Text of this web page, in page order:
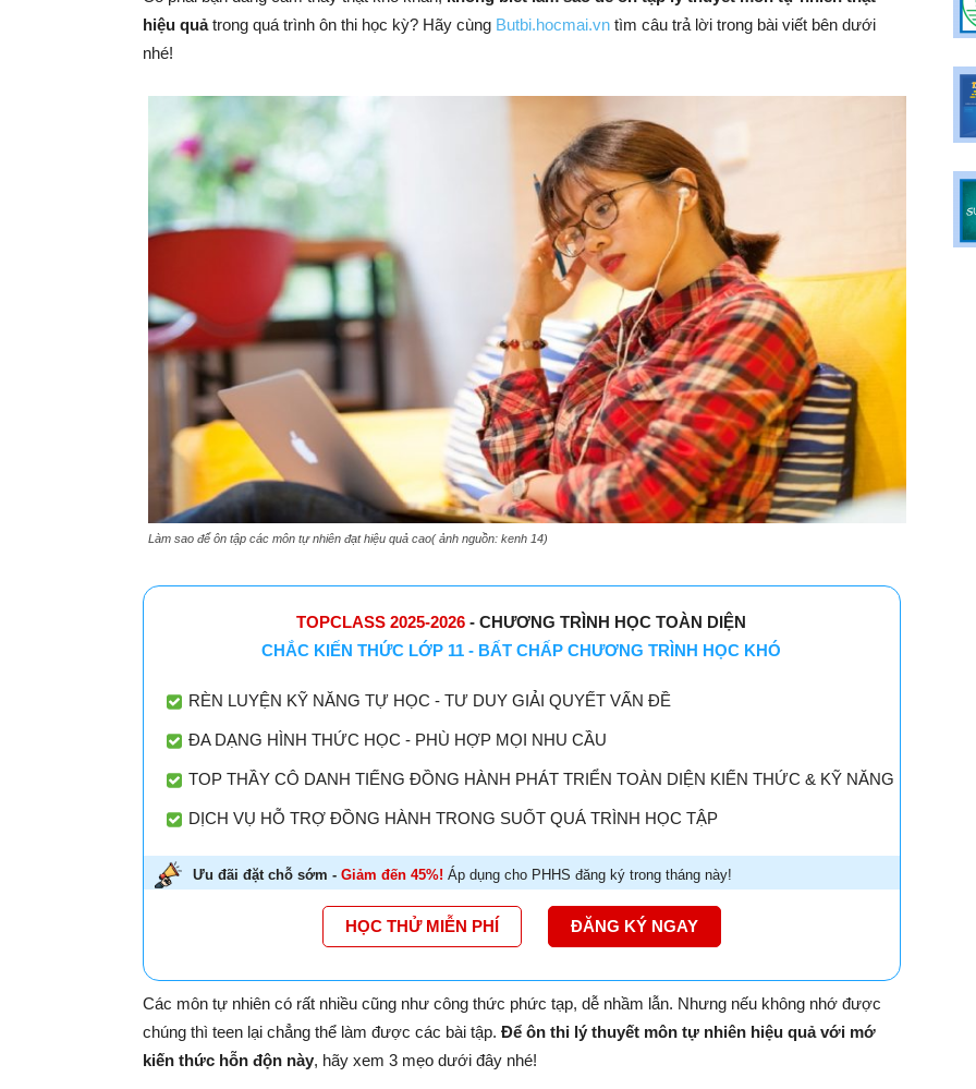
hiệu quảtrong quá trình ôn thi học kỳ? Hãy cùng Butbi.hocmai.vntìm câu trả lời trong bài viết bên dưới
nhé!
Làm sao để ôn tập các môn tự nhiên đạt hiệu quả cao( ảnh nguồn: kenh 14)
TOPCLASS 2025-2026 - CHƯƠNG TRÌNH HỌC TOÀN DIỆN
CHẮC KIẾN THỨC LỚP 11 - BẤT CHẤP CHƯƠNG TRÌNH HỌC KHÓ
RÈN LUYỆN KỸ NĂNG TỰ HỌC - TƯ DUY GIẢI QUYẾT VẤN ĐỀ
ĐA DẠNG HÌNH THỨC HỌC - PHÙ HỢP MỌI NHU CẦU
TOP THẦY CÔ DANH TIẾNG ĐỒNG HÀNH PHÁT TRIỂN TOÀN DIỆN KIẾN THỨC & KỸ NĂNG
DỊCH VỤ HỖ TRỢ ĐỒNG HÀNH TRONG SUỐT QUÁ TRÌNH HỌC TẬP
Ưu đãi đặt chỗ sớm - Giảm đến 45%! Áp dụng cho PHHS đăng ký trong tháng này!
HỌC THỬ MIỄN PHÍ ĐĂNG KÝ NGAY
Các môn tự nhiên có rất nhiều cũng như công thức phức tạp, dễ nhầm lẫn. Nhưng nếu không nhớ được
chúng thì teen lại chẳng thể làm được các bài tập. Để ôn thi lý thuyết môn tự nhiên hiệu quả với mớ
kiến thức hỗn độn này, hãy xem 3 mẹo dưới đây nhé!